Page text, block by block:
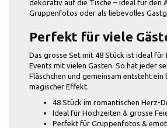
dekorativ auf die Tische – ideal für den
Gruppenfotos oder als liebevolles
Perfekt für viele
Das grosse Set mit 48 Stück ist ideal für
Events mit vielen Gästen. So hat jeder
Fläschchen und gemeinsam entsteht ein
magischer Effekt.
48 Stück im romantischen Herz-
Ideal für Hochzeiten & grosse
Perfekt für Gruppenfotos &